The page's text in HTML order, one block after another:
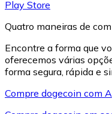
XRP
Play Store
Quatro maneiras de
Encontre a forma que
oferecemos várias
forma segura, rápida e
Compre dogecoin com